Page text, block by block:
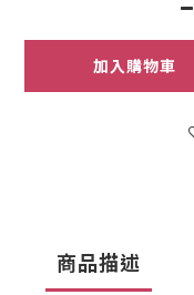
加入購物車
商品描述